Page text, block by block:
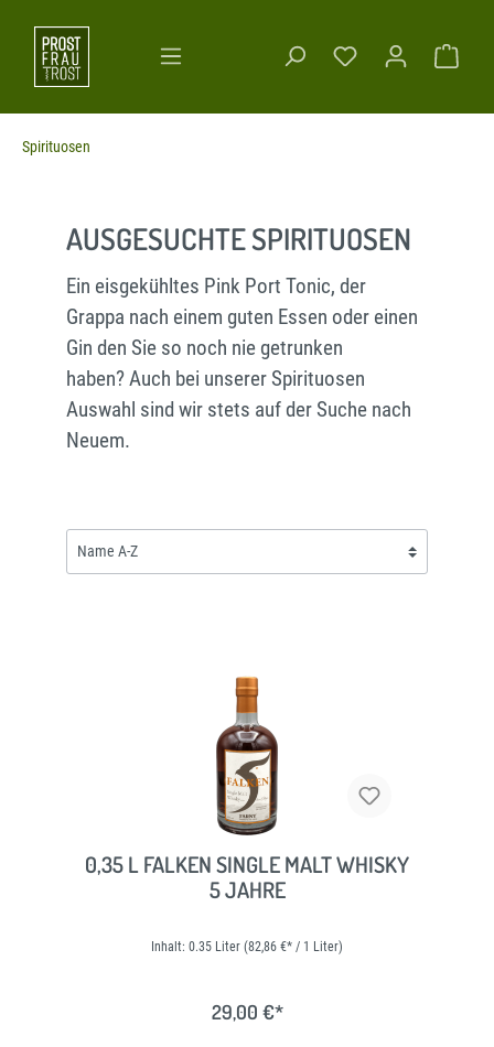
Spirituosen
AUSGESUCHTE SPIRITUOSEN
Ein eisgekühltes Pink Port Tonic, der
Grappa nach einem guten Essen oder einen
Gin den Sie so noch nie getrunken
haben? Auch bei unserer Spirituosen
Auswahl sind wir stets auf der Suche nach
Neuem.
0,35 L FALKEN SINGLE MALT WHISKY
5 JAHRE
Inhalt: 0.35 Liter (82,86 €* / 1 Liter)
29,00 €*